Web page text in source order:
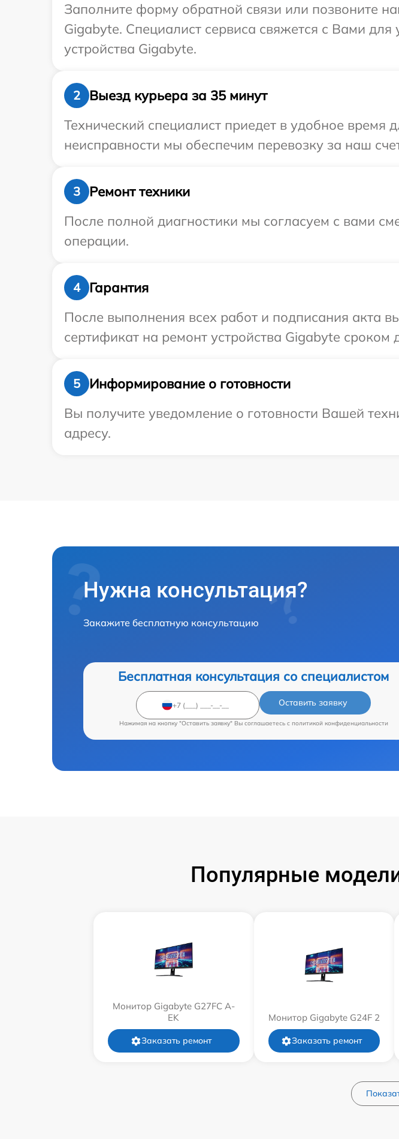
Заполните форму обратной связи или позвоните
Gigabyte. Специалист сервиса свяжется с Вами
устройства Gigabyte.
2
Выезд курьера за 35 минут
Технический специалист приедет в удобное
неисправности мы обеспечим перевозку за наш
3
Ремонт техники
После полной диагностики мы согласуем с вами
операции.
4
Гарантия
После выполнения всех работ и подписания акта
сертификат на ремонт устройства Gigabyte сроком
5
Информирование о готовности
Вы получите уведомление о готовности Вашей
адресу.
Нужна консультация?
Закажите бесплатную консультацию
Бесплатная консультация со специалистом
Оставить заявку
Нажимая на кнопку "Оставить заявку" Вы соглашаетесь c политикой конфиденциальности
Популярные
Монитор Gigabyte G27FC A-
EK
Заказать ремонт
Монитор Gigabyte G24F 2
Заказать ремонт